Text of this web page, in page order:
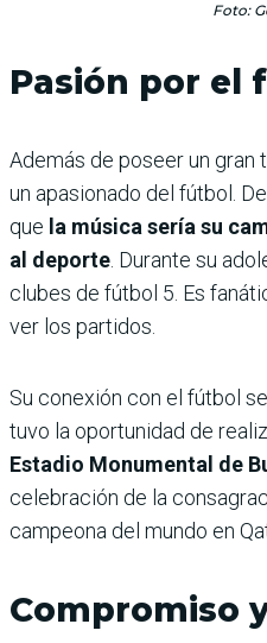
Foto:
Pasión por el
Además de poseer un gran
un apasionado del fútbol.
que la música sería su
al deporte . Durante su
clubes de fútbol 5. Es
ver los partidos.
Su conexión con el fútbol
tuvo la oportunidad de
Estadio Monumental de
celebración de la
campeona del mundo en
Compromiso